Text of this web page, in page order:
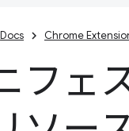
Docs Chrome
フェ